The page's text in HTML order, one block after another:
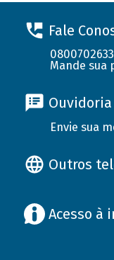
Fale
Mande sua
Ouvidoria
Envie sua
Outros
Acesso à